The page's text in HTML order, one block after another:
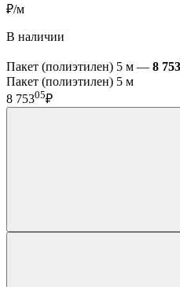
₽/м
В наличии
Пакет (полиэтилен) 5 м — 8 753
Пакет (полиэтилен) 5 м
8 75305₽